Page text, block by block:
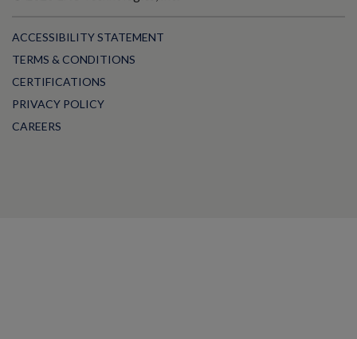
ACCESSIBILITY STATEMENT
TERMS & CONDITIONS
CERTIFICATIONS
PRIVACY POLICY
CAREERS